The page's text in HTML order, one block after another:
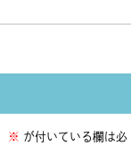
※ が付いている欄は必